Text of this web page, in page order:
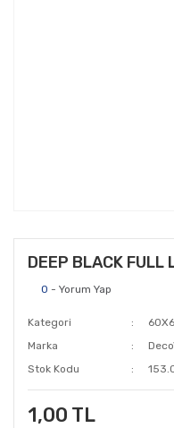
DEEP BLACK
0 - Yorum Yap
Kategori
Marka
Stok Kodu
1,00 TL